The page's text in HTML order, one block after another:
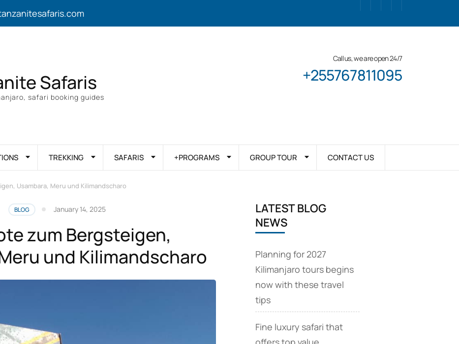
Safaris
safari booking guides
Call us, we are open 24/7
+255767811095
TREKKING SAFARIS +PROGRAMS GROUP TOUR CONTACT US
Usambara, Meru und Kilimandscharo
BLOG January 14, 2025
zum Bergsteigen,
und Kilimandscharo
LATEST BLOG
NEWS
Planning for 2027
Kilimanjaro tours begins
now with these travel
tips
Fine luxury safari that